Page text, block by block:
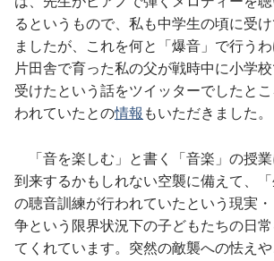
るというもので、私も中学生の頃に受
ましたが、これを何と「爆音」で行う
片田舎で育った私の父が戦時中に小学
受けたという話をツイッターでしたと
われていたとの情報 もいただきました。
「音を楽しむ」と書く「音楽」の授業
到来するかもしれない空襲に備えて、
の聴音訓練が行われていたという現実
争という限界状況下の子どもたちの日
てくれています。突然の敵襲への怯え